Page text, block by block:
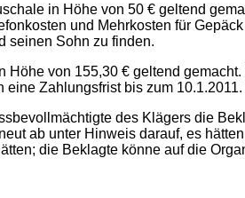
in Höhe von 50 € geltend
und Mehrkosten für
seinen Sohn zu finden.
von 155,30 € geltend
Zahlungsfrist bis zum
des Klägers die
ab unter Hinweis darauf, es
die Beklagte könne auf die